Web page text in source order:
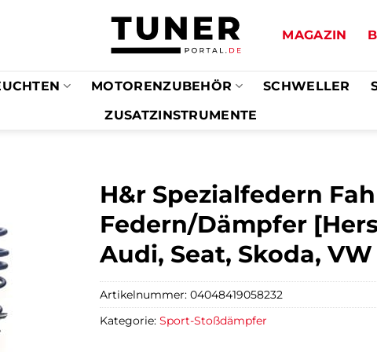
MAGAZIN
MOTORENZUBEHÖR SCHWELLER
ZUSATZINSTRUMENTE
H&r Spezialfedern
Federn/Dämpfer
Audi, Seat, Skoda, VW
Artikelnummer: 04048419058232
Kategorie: Sport-Stoßdämpfer